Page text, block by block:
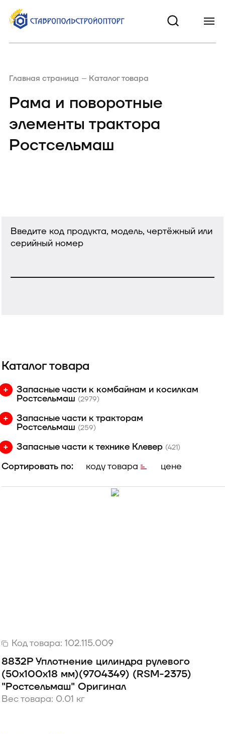
Главная страница Каталог товара
Рама и поворотные
элементы трактора
Ростсельмаш
Введите код продукта, модель, чертёжный или
серийный номер
Каталог товара
Запасные части к комбайнам и косилкам
Ростсельмаш (2979)
Запасные части к тракторам
Ростсельмаш (259)
Запасные части к технике Клевер (421)
Сортировать по: коду товара цене
Код товара: 102.115.009
8832Р Уплотнение цилиндра рулевого
(50х100х18 мм)(9704349) (RSM-2375)
"Ростсельмаш" Оригинал
Вес товара: 0.01 кг